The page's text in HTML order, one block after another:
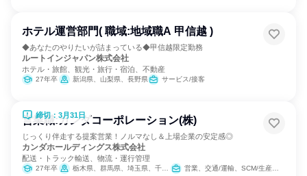
ホテル運営部門( 職域:地域職A 甲信越 )
◆あなたのやりたいが詰まっている◆甲信越限定勤務
ルートインジャパン株式会社
ホテル・旅館、観光・旅行・宿泊、不動産
27年卒 新潟県、山梨県、長野県 サービス/接客
締切：3月31日
営業職:カンダコーポレーション(株)
じっくり伴走する提案営業！ノルマなし＆上場企業の安定感◎
カンダホールディングス株式会社
配送・トラック輸送、物流・運行管理
27年卒 栃木県、群馬県、埼玉県、千葉県、東京都、神奈川県、愛知県、大阪府 営業、交通/運輸、SCM/生産管理/購買/物流